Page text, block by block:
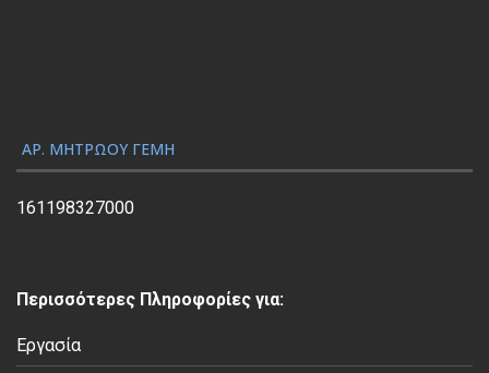
ς
Β
ί
ο
ΑΡ. ΜΗΤΡΏΟΥ ΓΕΜΗ
161198327000
Περισσότερες Πληροφορίες για:
Εργασία